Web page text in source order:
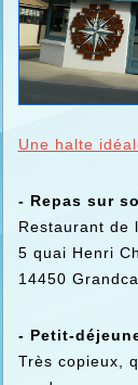
Une halte
- Repas sur
Restaurant de
5 quai Henri
14450
- Petit-
Très copieux,